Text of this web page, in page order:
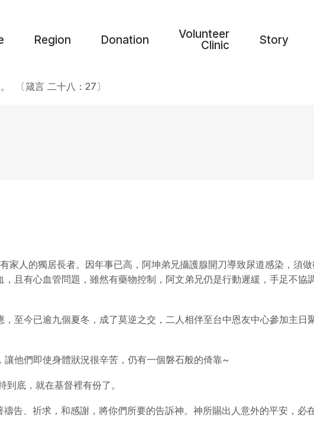
Region Donation
Volunteer
Clinic
Story
〔箴言 二十八：27〕
家人的獨居長者。因年事已高，阿坤弟兄攝護腺開刀導致尿道感染，須做
且有心血管問題，雖然有藥物控制，阿文弟兄仍是行動遲緩，手足不協
至今已逾九個夏冬，成了莫逆之交，二人相伴至台中恩友中心參加主日
他們即使身體狀況很辛苦，仍有一個磐石般的倚靠~
到底，就在基督裡有份了。
告、祈求，和感謝，將你們所要的告訴神。神所賜出人意外的平安，必